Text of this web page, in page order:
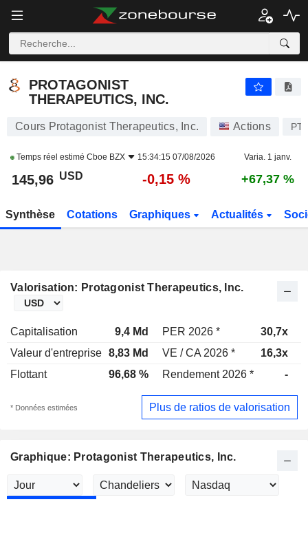
PROTAGONIST
THERAPEUTICS, INC.
Cours Protagonist Therapeutics, Inc. Actions
Temps réel estimé Cboe BZX 15:34:15 07/08/2026 Varia. 1 janv.
145,96 USD -0,15 % +67,37 %
Synthèse Cotations Graphiques Actualités
Valorisation: Protagonist Therapeutics, Inc.
Capitalisation 9,4 Md PER 2026 * 30,7x
Valeur d'entreprise 8,83 Md VE / CA 2026 * 16,3x
Flottant
96,68 % Rendement 2026 * -
* Données estimées Plus de ratios de valorisation
Graphique: Protagonist Therapeutics, Inc.